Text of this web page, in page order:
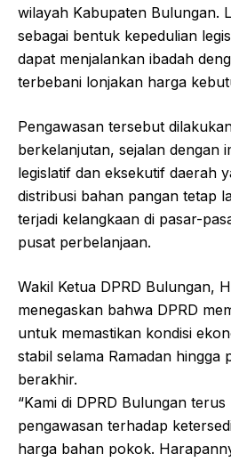
wilayah Kabupaten Bulungan.
sebagai bentuk kepedulian
dapat menjalankan ibadah
terbebani lonjakan harga
Pengawasan tersebut
berkelanjutan, sejalan dengan
legislatif dan eksekutif daerah
distribusi bahan pangan tetap
terjadi kelangkaan di pasar-
pusat perbelanjaan.
Wakil Ketua DPRD Bulungan,
menegaskan bahwa DPRD
untuk memastikan kondisi
stabil selama Ramadan hingga
berakhir.
“Kami di DPRD Bulungan
pengawasan terhadap
harga bahan pokok.